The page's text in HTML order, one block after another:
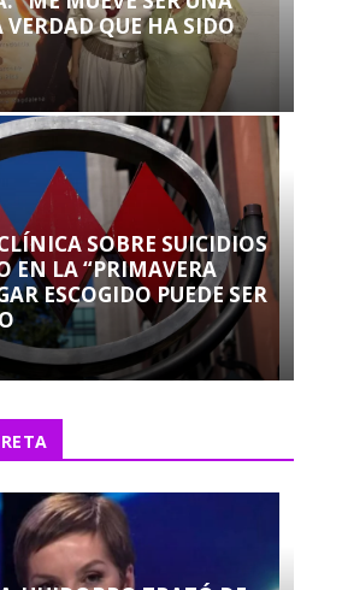
VERDAD QUE HA SIDO
SOBRE SUICIDIOS
EN LA “PRIMAVERA
ESCOGIDO PUEDE SER